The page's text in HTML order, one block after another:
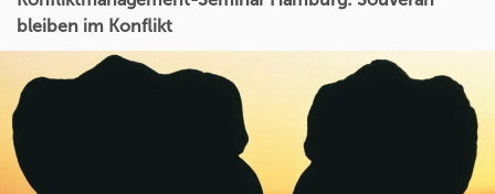
bleiben im Konflikt